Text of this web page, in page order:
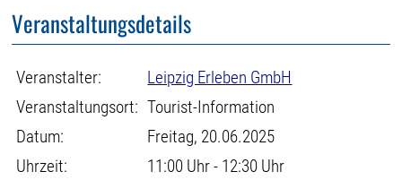
Veranstaltungsdetails
Veranstalter:
Leipzig Erleben GmbH
Veranstaltungsort: Tourist-Information
Datum:
Freitag, 20.06.2025
Uhrzeit:
11:00 Uhr - 12:30 Uhr